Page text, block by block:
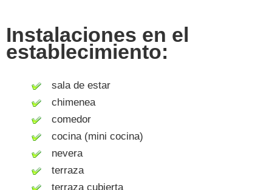
Instalaciones en el
establecimiento:
sala de estar
chimenea
comedor
cocina (mini cocina)
nevera
terraza
terraza cubierta